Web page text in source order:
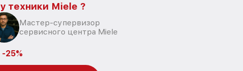
техники Miele ?
Мастер-супервизор
сервисного центра Miele
25%